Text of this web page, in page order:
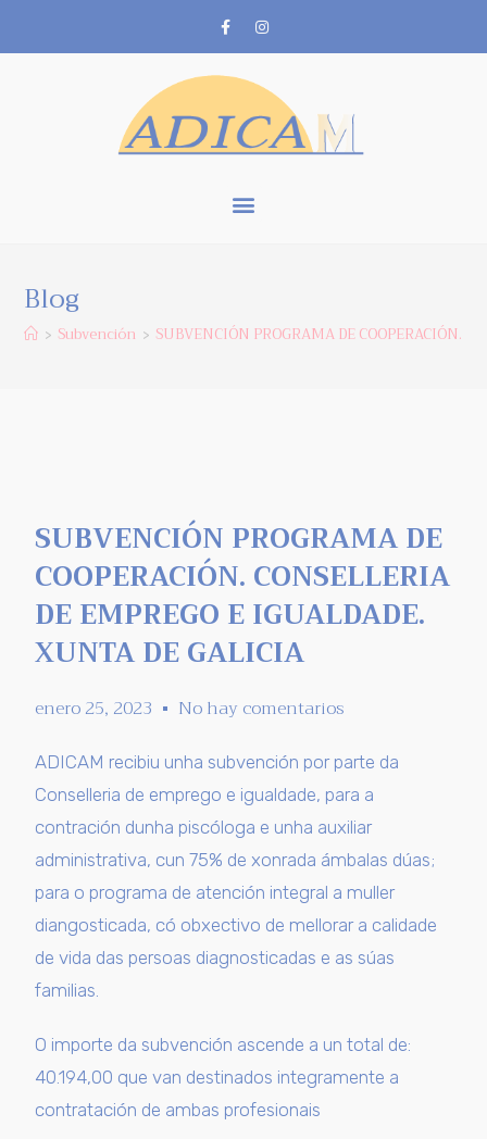
Blog
> Subvención > SUBVENCIÓN PROGRAMA DE COOPERACIÓN.
SUBVENCIÓN PROGRAMA DE
COOPERACIÓN. CONSELLERIA
DE EMPREGO E IGUALDADE.
XUNTA DE GALICIA
enero 25, 2023 No hay comentarios
ADICAM recibiu unha subvención por parte da
Conselleria de emprego e igualdade, para a
contración dunha piscóloga e unha auxiliar
administrativa, cun 75% de xonrada ámbalas dúas;
para o programa de atención integral a muller
diangosticada, có obxectivo de mellorar a calidade
de vida das persoas diagnosticadas e as súas
familias.
O importe da subvención ascende a un total de:
40.194,00 que van destinados integramente a
contratación de ambas profesionais